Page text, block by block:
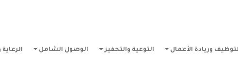
وريادة الأعمال التوعية والتحفيز الوصول الشامل